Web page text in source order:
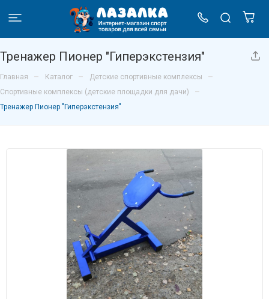
Тренажер Пионер "Гиперэкстензия"
Главная – Каталог – Детские спортивные комплексы –
Спортивные комплексы (детские площадки для дачи) –
Тренажер Пионер "Гиперэкстензия"